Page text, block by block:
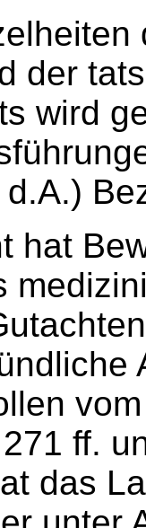
der
wird
hat
ff.
das